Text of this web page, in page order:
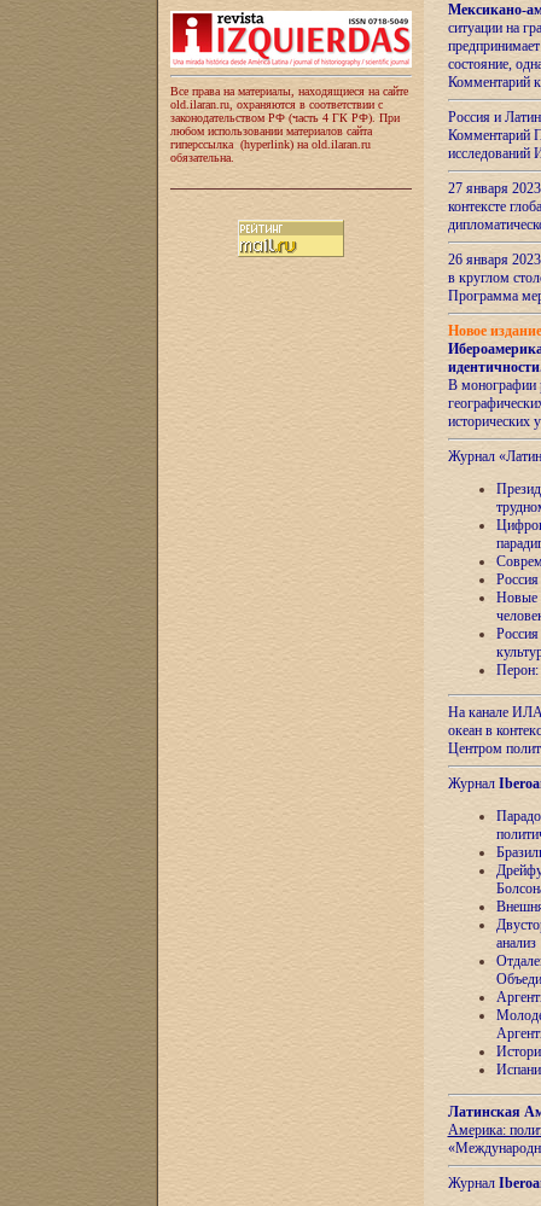
Все права на материалы, находящиеся на сайте
old.ilaran.ru, охраняются в соответствии с
законодательством РФ (часть 4 ГК РФ). При
любом использовании материалов сайта
гиперссылка (hyperlink) на old.ilaran.ru
обязательна.
Мексикано-
ситуации на
состояние,
Комментарий
Россия и
Комментарий
27 января
контексте
26 января
в круглом
Программа
Новое
идентичности
В монографии
исторических
Журнал
Новые
Перон:
На канале
океан в
Центром
Журнал
анализ
Латинская
Америка:
Журнал